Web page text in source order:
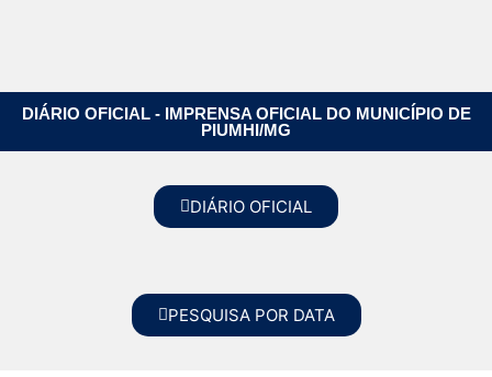
DIÁRIO OFICIAL - IMPRENSA OFICIAL DO MUNICÍPIO DE
PIUMHI/MG
DIÁRIO OFICIAL
PESQUISA POR DATA